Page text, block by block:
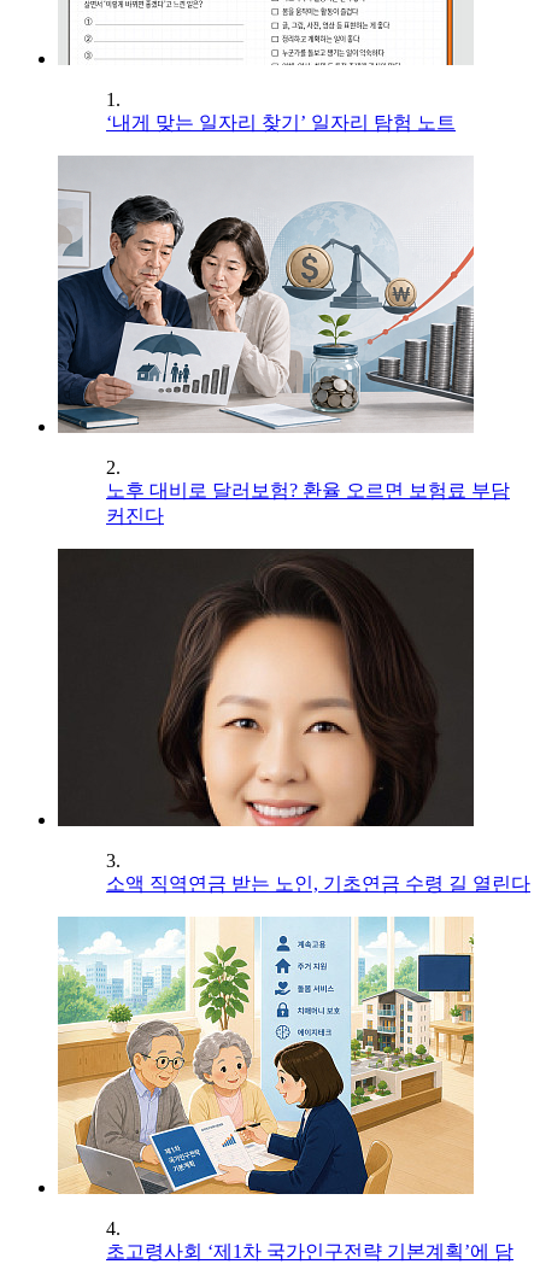
1.
‘내게 맞는 일자리 찾기’ 일자리 탐험 노트
2.
노후 대비로 달러보험? 환율 오르면 보험료 부담
커진다
3.
소액 직역연금 받는 노인, 기초연금 수령 길 열린다
4.
초고령사회 ‘제1차 국가인구전략 기본계획’에 담